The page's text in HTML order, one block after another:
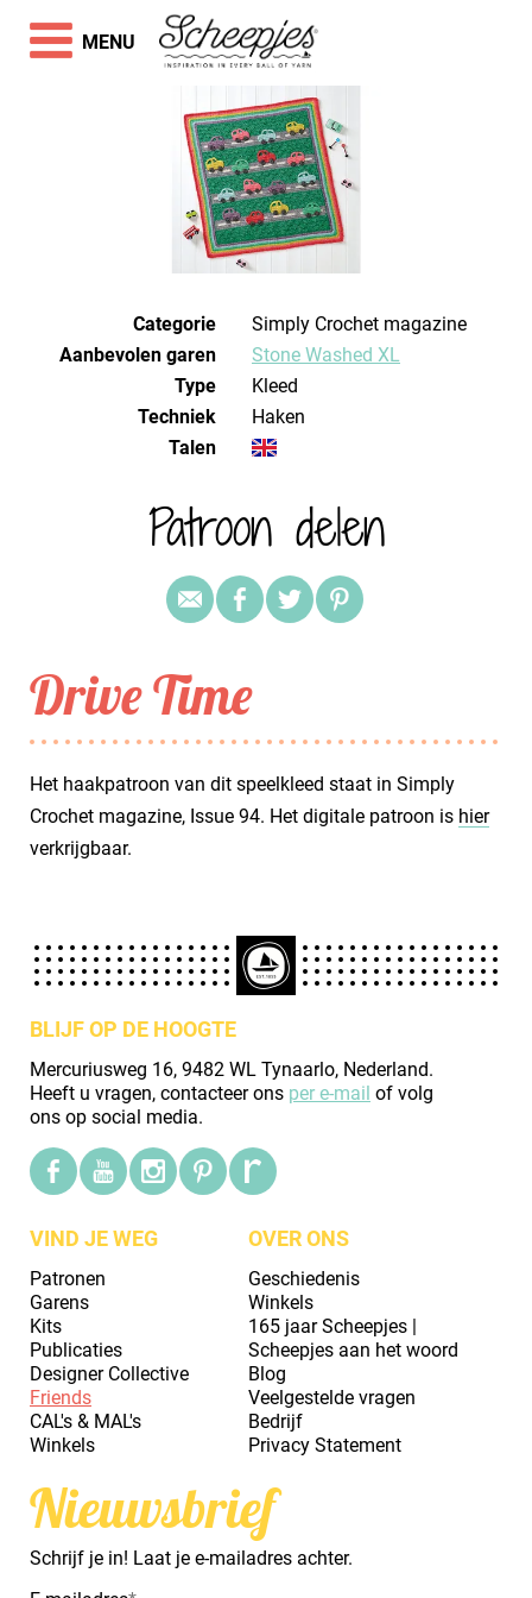
Categorie
Simply Crochet magazine
Aanbevolen garen
Stone Washed XL
Type
Kleed
Techniek
haken
Talen
Patroon delen
Drive Time
Het haakpatroon van dit speelkleed staat in Simply
Crochet magazine, Issue 94. Het digitale patroon is hier
verkrijgbaar.
BLIJF OP DE HOOGTE
Mercuriusweg 16, 9482 WL Tynaarlo, Nederland.
Heeft u vragen, contacteer ons per e-mail of volg
ons op social media.
VIND JE WEG
Patronen
Garens
Kits
Publicaties
Designer Collective
Friends
CAL's & MAL's
Winkels
OVER ONS
Geschiedenis
Winkels
165 jaar Scheepjes |
Scheepjes aan het woord
Blog
Veelgestelde vragen
Bedrijf
Privacy Statement
Nieuwsbrief
Schrijf je in! Laat je e-mailadres achter.
MENU